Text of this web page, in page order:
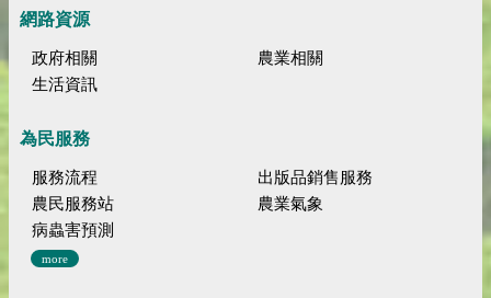
網路資源
政府相關
農業相關
生活資訊
為民服務
服務流程
出版品銷售服務
農民服務站
農業氣象
病蟲害預測
more